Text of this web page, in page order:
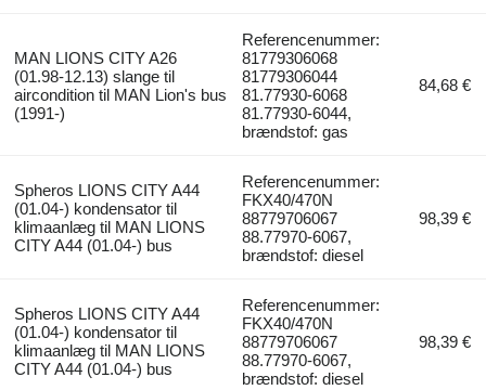
MAN LIONS CITY A26
(01.98-12.13) slange til
aircondition til MAN Lion's bus
(1991-)
Referencenummer:
81779306068
81779306044
81.77930-6068
81.77930-6044,
brændstof: gas
84,68 €
Spheros LIONS CITY A44
(01.04-) kondensator til
klimaanlæg til MAN LIONS
CITY A44 (01.04-) bus
Referencenummer:
FKX40/470N
88779706067
88.77970-6067,
brændstof: diesel
98,39 €
Spheros LIONS CITY A44
(01.04-) kondensator til
klimaanlæg til MAN LIONS
CITY A44 (01.04-) bus
Referencenummer:
FKX40/470N
88779706067
88.77970-6067,
brændstof: diesel
98,39 €